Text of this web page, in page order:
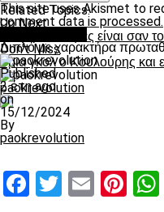
Related Topics:
Up Next
«Οι προπονητές είναι σαν
Don't Miss
Τρια γκολ ο Κουλούρης
paokrevolution
This site uses Akismet to
comment data is processed.
Διπλό με χαρακτήρα
Published
2 έτη ago
on
15/12/2024
By
paokrevolution
Facebook
Twitter
Email